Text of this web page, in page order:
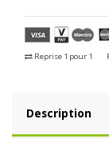
Reprise 1 pour 1
Description